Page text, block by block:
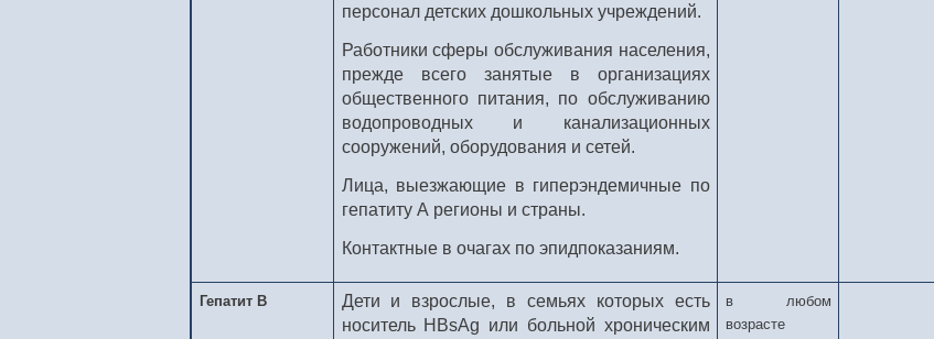
персонал детских дошкольных учреждений.
Работники сферы обслуживания населения,
прежде всего занятые в организациях
общественного питания, по обслуживанию
водопроводных и канализационных
сооружений, оборудования и сетей.
Лица, выезжающие в гиперэндемичные по
гепатиту А регионы и страны.
Контактные в очагах по эпидпоказаниям.
Гепатит В
Дети и взрослые, в семьях которых есть
носитель HВsAg или больной хроническим
в любом
возрасте